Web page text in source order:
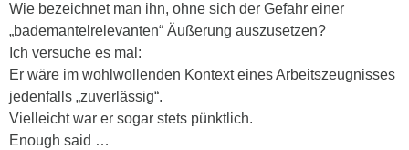
Wie bezeichnet man ihn, ohne sich der Gefahr einer
„bademantelrelevanten“ Äußerung auszusetzen?
Ich versuche es mal:
Er wäre im wohlwollenden Kontext eines Arbeitszeugnisses
jedenfalls „zuverlässig“.
Vielleicht war er sogar stets pünktlich.
Enough said …